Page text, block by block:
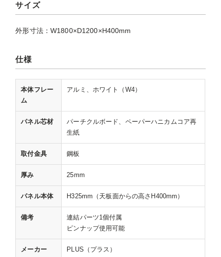
サイズ
外形寸法：W1800×D1200×H400mm
仕様
本体フレー
ム
アルミ、ホワイト（W4）
パネル芯材
パーチクルボード、ペーパーハニカムコア再
生紙
取付金具 鋼板
厚み 25mm
パネル本体 H325mm（天板面からの高さH400mm）
備考
連結パーツ1個付属
ピンナップ使用可能
メーカー PLUS（プラス）